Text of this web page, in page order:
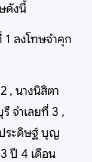
ดังนี้
1 ลงโทษจำคุก
, นางนิสิตา
จำเลยที่ 3 ,
ประดิษฐ์ บุญ
ปี 4 เดือน